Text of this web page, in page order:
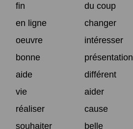
fin
du coup
en ligne
changer
oeuvre
intéresser
bonne
présentation
aide
différent
vie
aider
réaliser
cause
souhaiter
belle